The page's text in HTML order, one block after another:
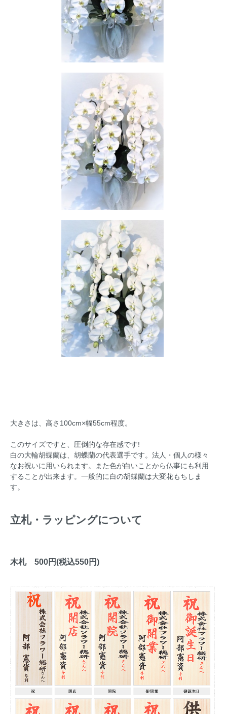
大きさは、高さ100cm×幅55cm程度。
このサイズですと、圧倒的な存在感です!
白の大輪胡蝶蘭は、胡蝶蘭の代表選手です。法人・個人の様々
なお祝いに用いられます。また色が白いことから仏事にも利用
することが出来ます。一般的に白の胡蝶蘭は大変花もちしま
す。
立札・ラッピングについて
木札 500円(税込550円)